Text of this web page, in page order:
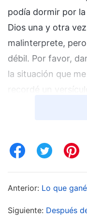
podía dormir por
Dios una y otra
malinterprete,
débil. Por favor,
la situación que
recordé un
dondequiera que
todo lo que existe
algo que no esté
Anterior: Lo que
Siguiente: Después